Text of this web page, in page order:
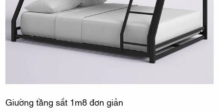
Giường tầng sắt 1m8 đơn giản